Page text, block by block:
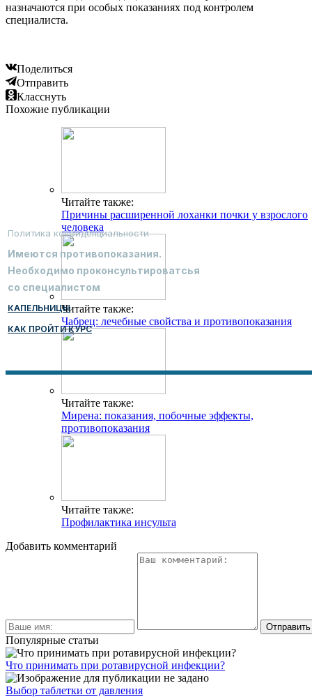
назначаются при особых показаниях под контролем
специалиста.
Поделиться
Отправить
Класснуть
Похожие публикации
Читайте также:
Причины расширенной лоханки почки у взрослого
человека
Читайте также:
Чабрец: лечебные свойства и противопоказания
Читайте также:
Мирена: показания, побочные эффекты,
противопоказания
Читайте также:
Профилактика инсульта
Добавить комментарий
Популярные статьи
Что принимать при ротавирусной инфекции?
Выбор таблетки от давления
Политика конфиденциальности
Имеются противопоказания.
Необходимо проконсультироватсья
со специалистом
КАПЕЛЬНИЦЫ
КАК ПРОЙТИ КУРС